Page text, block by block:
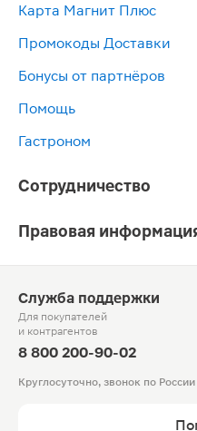
Карта Магнит Плюс
Промокоды Доставки
Бонусы от партнёров
Помощь
Гастроном
Сотрудничество
Правовая
Служба поддержки
Для покупателей
и контрагентов
8 800 200-90-02
Круглосуточно, звонок по